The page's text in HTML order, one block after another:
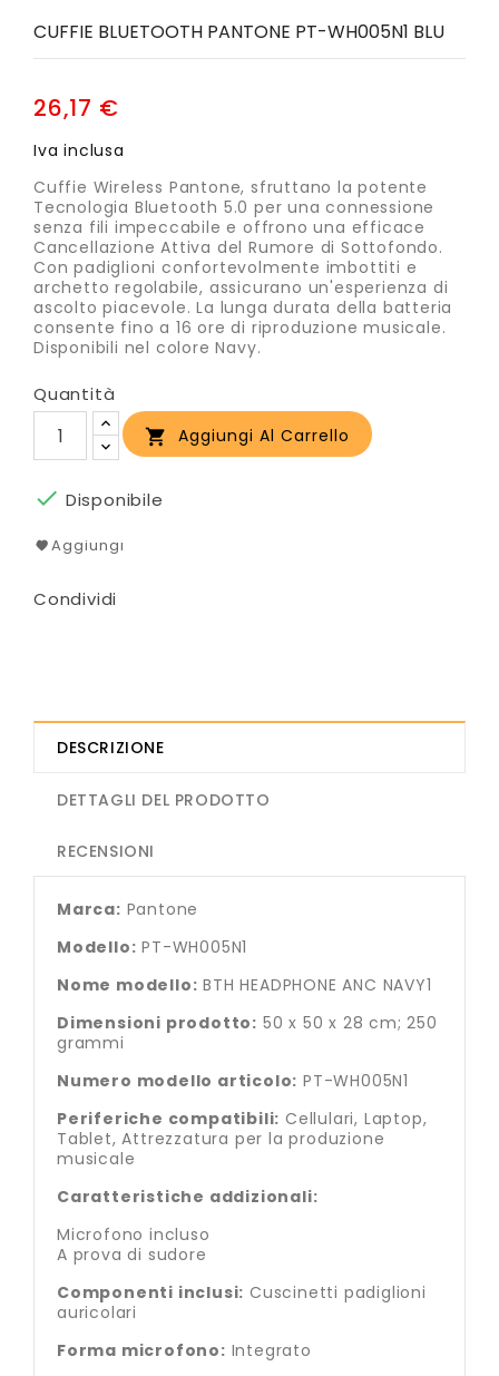
CUFFIE BLUETOOTH PANTONE PT-WH005N1 BLU
26,17 €
Iva inclusa
Cuffie Wireless Pantone, sfruttano la potente
Tecnologia Bluetooth 5.0 per una connessione
senza fili impeccabile e offrono una efficace
Cancellazione Attiva del Rumore di Sottofondo.
Con padiglioni confortevolmente imbottiti e
archetto regolabile, assicurano un'esperienza di
ascolto piacevole. La lunga durata della batteria
consente fino a 16 ore di riproduzione musicale.
Disponibili nel colore Navy.
Quantità
 Aggiungi Al Carrello
 Disponibile
Aggiungi
Condividi
DESCRIZIONE
DETTAGLI DEL PRODOTTO
RECENSIONI
Marca: Pantone
Modello: PT-WH005N1
Nome modello: BTH HEADPHONE ANC NAVY1
Dimensioni prodotto: 50 x 50 x 28 cm; 250
grammi
Numero modello articolo: PT-WH005N1
Periferiche compatibili: Cellulari, Laptop,
Tablet, Attrezzatura per la produzione
musicale
Caratteristiche addizionali:
Microfono incluso
A prova di sudore
Componenti inclusi: Cuscinetti padiglioni
auricolari
Forma microfono: Integrato